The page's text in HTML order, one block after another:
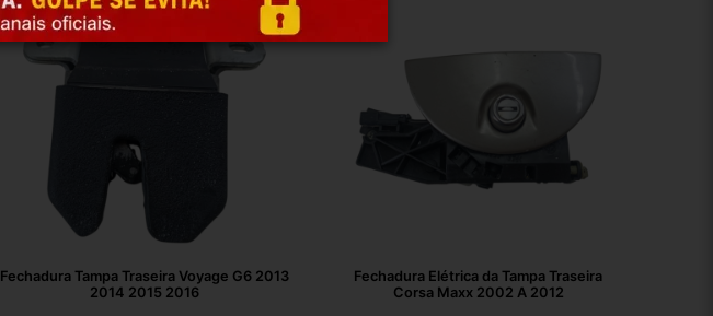
Fechadura Tampa Traseira Voyage G6 2013
2014 2015 2016
Fechadura Elétrica da Tampa Traseira
Corsa Maxx 2002 A 2012